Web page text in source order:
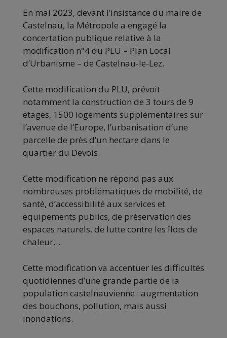
En mai 2023, devant l’insistance du maire de
Castelnau, la Métropole a engagé la
concertation publique relative à la
modification n°4 du PLU – Plan Local
d’Urbanisme – de Castelnau-le-Lez.
Cette modification du PLU, prévoit
notamment la construction de 3 tours de 9
étages, 1500 logements supplémentaires sur
l’avenue de l’Europe, l’urbanisation d’une
parcelle de près d’un hectare dans le
quartier du Devois.
Cette modification ne répond pas aux
nombreuses problématiques de mobilité, de
santé, d’accessibilité aux services et
équipements publics, de préservation des
espaces naturels, de lutte contre les îlots de
chaleur…
Cette modification va accentuer les difficultés
quotidiennes d’une grande partie de la
population castelnauvienne : augmentation
des bouchons, pollution, mais aussi
inondations.